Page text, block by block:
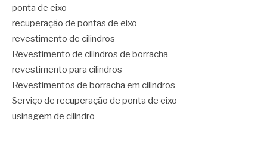
ponta de eixo
recuperação de pontas de eixo
revestimento de cilindros
Revestimento de cilindros de borracha
revestimento para cilindros
Revestimentos de borracha em cilindros
Serviço de recuperação de ponta de eixo
usinagem de cilindro